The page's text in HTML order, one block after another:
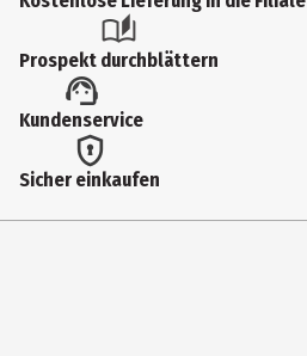
Prospekt durchblättern
Kundenservice
Sicher einkaufen